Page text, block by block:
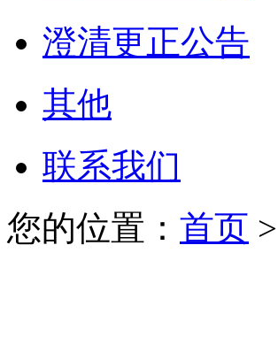
澄清更正公告
其他
联系我们
您的位置： 首页 >